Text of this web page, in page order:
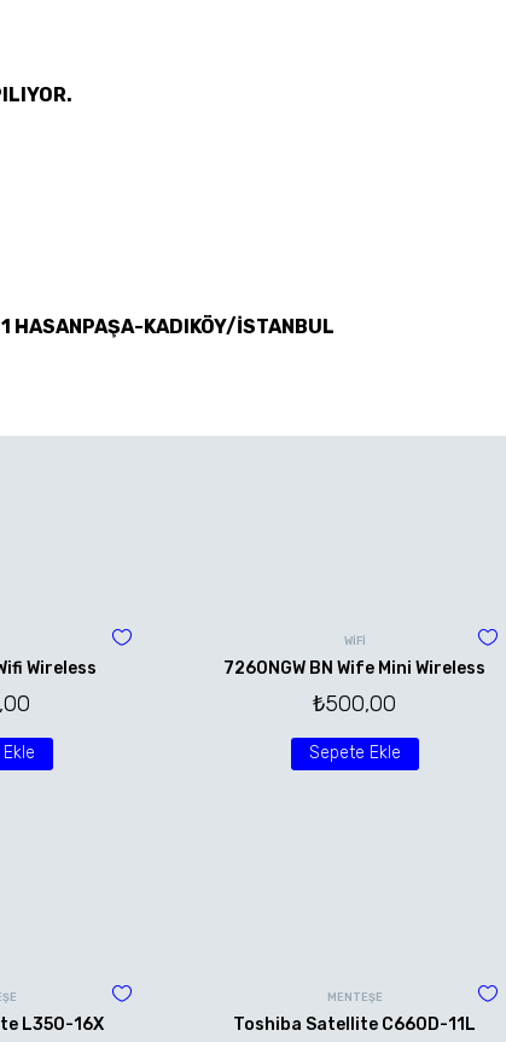
HASANPAŞA-KADIKÖY/İSTANBUL
Wireless
WİFİ
7260NGW BN Wife Mini Wireless
₺500,00
Sepete Ekle
L350-16X
MENTEŞE
Toshiba Satellite C660D-11L